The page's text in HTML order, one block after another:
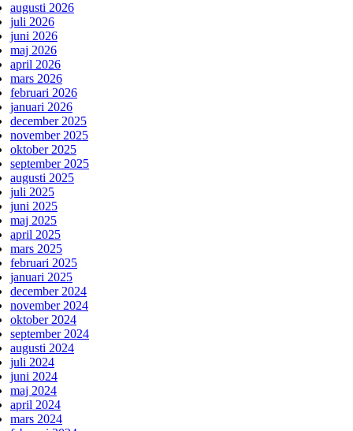
augusti 2026
juli 2026
juni 2026
maj 2026
april 2026
mars 2026
februari 2026
januari 2026
december 2025
november 2025
oktober 2025
september 2025
augusti 2025
juli 2025
juni 2025
maj 2025
april 2025
mars 2025
februari 2025
januari 2025
december 2024
november 2024
oktober 2024
september 2024
augusti 2024
juli 2024
juni 2024
maj 2024
april 2024
mars 2024